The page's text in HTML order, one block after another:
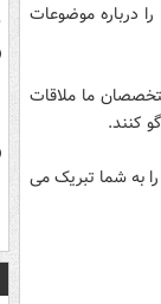
را درباره موضوعات
ما ملاقات
کنند.
به شما تبریک می